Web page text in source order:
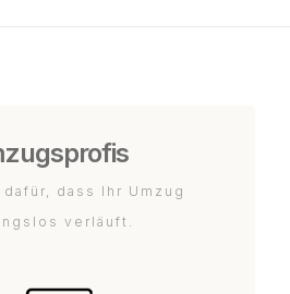
dass Ihr Umzug
verläuft.